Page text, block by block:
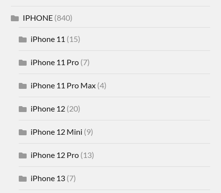
IPHONE (840)
iPhone 11 (15)
iPhone 11 Pro (7)
iPhone 11 Pro Max (4)
iPhone 12 (20)
iPhone 12 Mini (9)
iPhone 12 Pro (13)
iPhone 13 (7)